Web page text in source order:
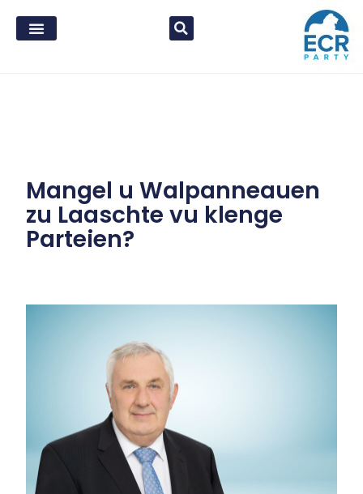
Mangel u Walpanneauen
zu Laaschte vu klenge
Parteien?